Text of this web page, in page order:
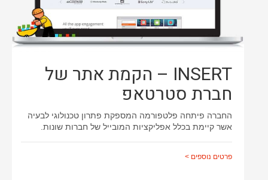
INSERT – הקמת אתר של
חברת סטרטאפ
החברה פיתחה פלטפורמה המספקת פתרון טכנולוגי לבעיה
אשר קיימת בכלל אפליקציות המובייל של חברות שונות.
פרטים נוספים >